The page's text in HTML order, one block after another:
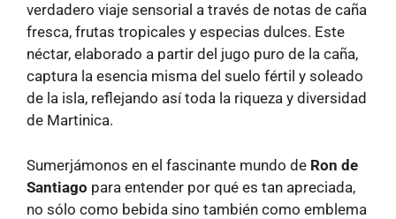
verdadero viaje sensorial a través de notas de caña
fresca, frutas tropicales y especias dulces. Este
néctar, elaborado a partir del jugo puro de la caña,
captura la esencia misma del suelo fértil y soleado
de la isla, reflejando así toda la riqueza y diversidad
de Martinica.
Sumerjámonos en el fascinante mundo de Ron de
Santiago para entender por qué es tan apreciada,
no sólo como bebida sino también como emblema